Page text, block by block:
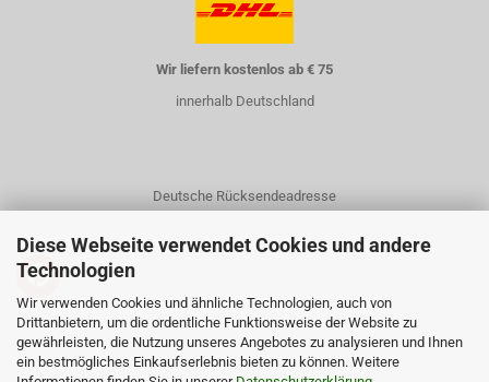
Diese Webseite verwendet Cookies und andere
Technologien
Wir verwenden Cookies und ähnliche Technologien, auch von
Drittanbietern, um die ordentliche Funktionsweise der Website zu
gewährleisten, die Nutzung unseres Angebotes zu analysieren und Ihnen
ein bestmögliches Einkaufserlebnis bieten zu können. Weitere
Wir liefern kostenlos ab € 75
innerhalb Deutschland
Deutsche Rücksendeadresse
Kontakt